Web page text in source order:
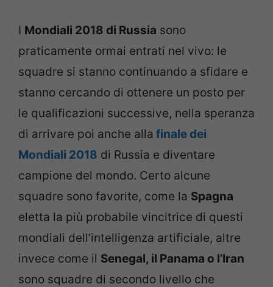
I Mondiali 2018 di Russia sono
praticamente ormai entrati nel vivo: le
squadre si stanno continuando a sfidare e
stanno cercando di ottenere un posto per
le qualificazioni successive, nella speranza
di arrivare poi anche alla finale dei
Mondiali 2018 di Russia e diventare
campione del mondo. Certo alcune
squadre sono favorite, come la Spagna
eletta la più probabile vincitrice di questi
mondiali dell’intelligenza artificiale, altre
invece come il Senegal, il Panama o l’Iran
sono squadre di secondo livello che